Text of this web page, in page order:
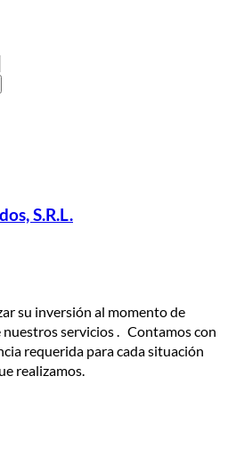
S.R.L.
su inversión al momento de
servicios . Contamos con
requerida para cada situación
realizamos.